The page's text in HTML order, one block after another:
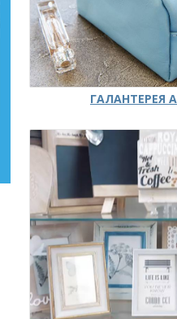
ГАЛАНТЕРЕЯ